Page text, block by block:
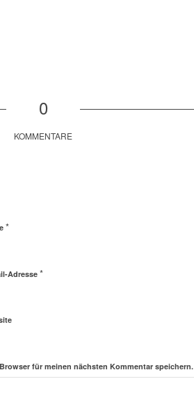
0
KOMMENTARE
*
Adresse*
für meinen nächsten Kommentar speichern.